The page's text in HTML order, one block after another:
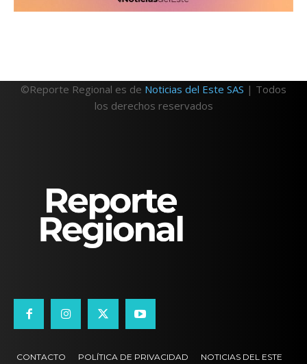
©Reporte Regional es de Noticias del Este SAS | Todos
los derechos reservados
CONTACTO POLÍTICA DE PRIVACIDAD NOTICIAS DEL ESTE